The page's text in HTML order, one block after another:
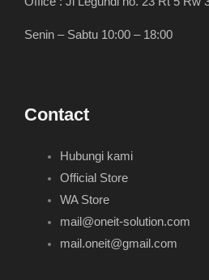
Senin – Sabtu 10:00 – 18:00
Contact
Hubungi kami
Official Store
WA Store
mail@oneit-solution.com
mail.oneit@gmail.com